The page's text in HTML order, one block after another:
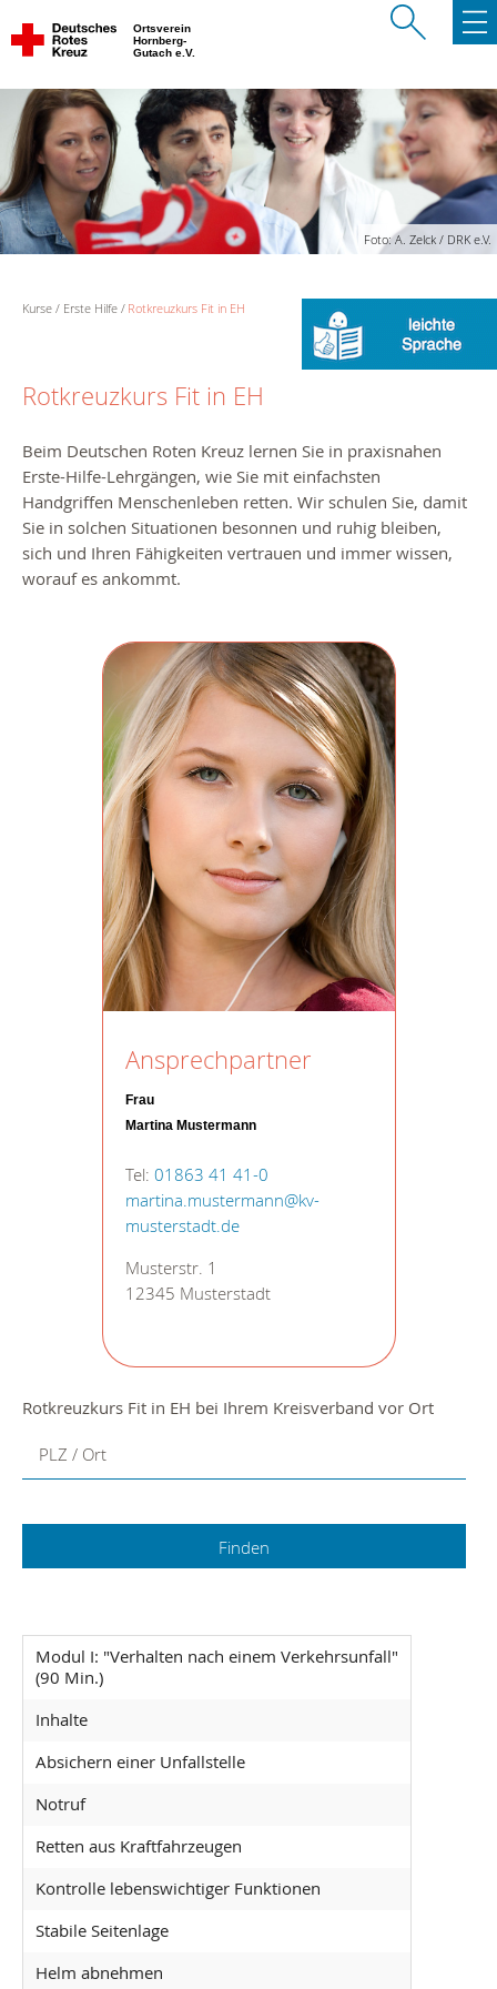
Ortsverein
Hornberg-
Gutach e.V.
Foto: A. Zelck / DRK e.V.
Kurse Erste Hilfe Rotkreuzkurs Fit in EH
Rotkreuzkurs Fit in EH
Beim Deutschen Roten Kreuz lernen Sie in praxisnahen
Erste-Hilfe-Lehrgängen, wie Sie mit einfachsten
Handgriffen Menschenleben retten. Wir schulen Sie, damit
Sie in solchen Situationen besonnen und ruhig bleiben,
sich und Ihren Fähigkeiten vertrauen und immer wissen,
worauf es ankommt.
Ansprechpartner
Frau
Martina Mustermann
Tel: 01863 41 41-0
martina.mustermann@kv-
musterstadt.de
Musterstr. 1
12345 Musterstadt
Rotkreuzkurs Fit in EH bei Ihrem Kreisverband vor Ort
PLZ / Ort
Modul I: "Verhalten nach einem Verkehrsunfall"
(90 Min.)
Inhalte
Absichern einer Unfallstelle
Notruf
Retten aus Kraftfahrzeugen
Kontrolle lebenswichtiger Funktionen
Stabile Seitenlage
Helm abnehmen